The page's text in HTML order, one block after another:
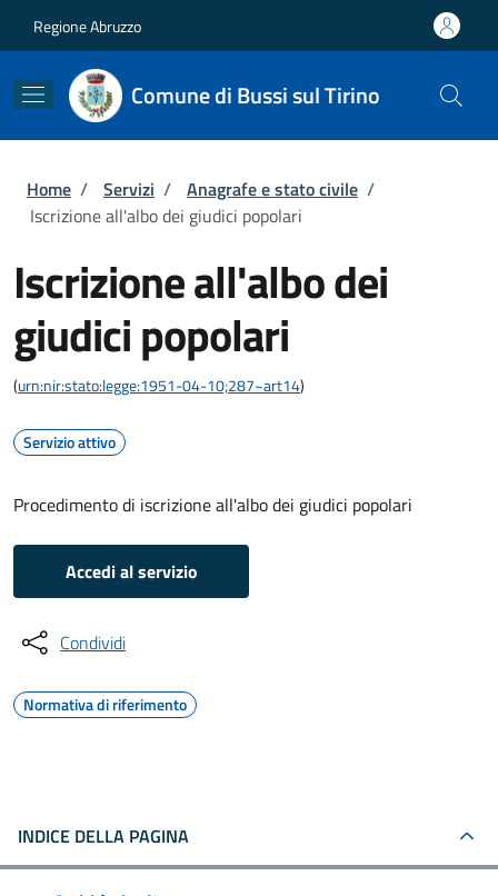
Regione Abruzzo
Comune di Bussi sul Tirino
Briciole di pane
Home / Servizi / Anagrafe e stato civile /
Iscrizione all'albo dei giudici popolari
Iscrizione all'albo dei
giudici popolari
(urn:nir:stato:legge:1951-04-10;287~art14)
Servizio attivo
Procedimento di iscrizione all'albo dei giudici popolari
Accedi al servizio
Condividi
Normativa di riferimento
INDICE DELLA PAGINA